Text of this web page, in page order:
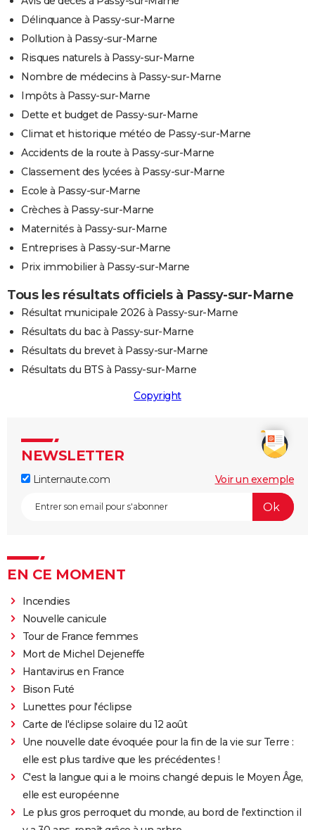
Délinquance à Passy-sur-Marne
Pollution à Passy-sur-Marne
Risques naturels à Passy-sur-Marne
Nombre de médecins à Passy-sur-Marne
Impôts à Passy-sur-Marne
Dette et budget de Passy-sur-Marne
Climat et historique météo de Passy-sur-Marne
Accidents de la route à Passy-sur-Marne
Classement des lycées à Passy-sur-Marne
Ecole à Passy-sur-Marne
Crèches à Passy-sur-Marne
Maternités à Passy-sur-Marne
Entreprises à Passy-sur-Marne
Prix immobilier à Passy-sur-Marne
Tous les résultats officiels à Passy-sur-Marne
Résultat municipale 2026 à Passy-sur-Marne
Résultats du bac à Passy-sur-Marne
Résultats du brevet à Passy-sur-Marne
Résultats du BTS à Passy-sur-Marne
Copyright
NEWSLETTER
Linternaute.com Voir un exemple
EN CE MOMENT
Incendies
Nouvelle canicule
Tour de France femmes
Mort de Michel Dejeneffe
Hantavirus en France
Bison Futé
Lunettes pour l'éclipse
Carte de l'éclipse solaire du 12 août
Une nouvelle date évoquée pour la fin de la vie sur Terre :
elle est plus tardive que les précédentes !
C'est la langue qui a le moins changé depuis le Moyen Âge,
elle est européenne
Le plus gros perroquet du monde, au bord de l'extinction il